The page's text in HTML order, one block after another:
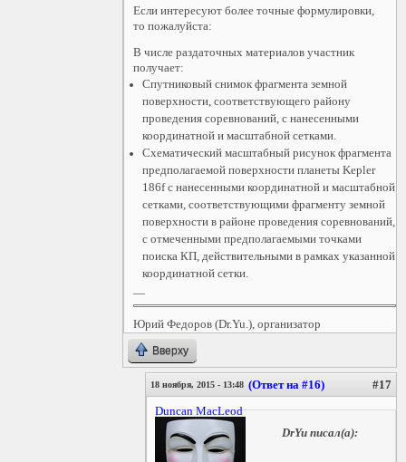
Если интересуют более точные формулировки,
то пожалуйста:
В числе раздаточных материалов участник
получает:
Спутниковый снимок фрагмента земной
поверхности, соответствующего району
проведения соревнований, с нанесенными
координатной и масштабной сетками.
Схематический масштабный рисунок фрагмента
предполагаемой поверхности планеты Kepler
186f с нанесенными координатной и масштабной
сетками, соответствующими фрагменту земной
поверхности в районе проведения соревнований,
с отмеченными предполагаемыми точками
поиска КП, действительными в рамках указанной
координатной сетки.
—
Юрий Федоров (Dr.Yu.), организатор
Вверху
18 ноября, 2015 - 13:48 (Ответ на #16) #17
Duncan MacLeod
DrYu писал(а):